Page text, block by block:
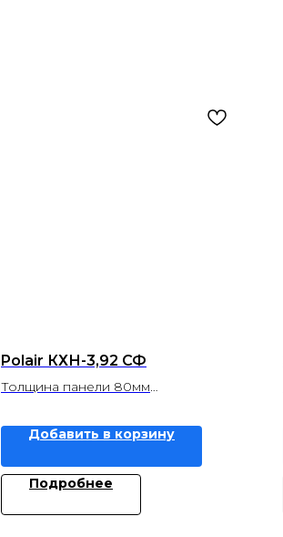
Polair КХН-3,92 СФ
Толщина панели 80мм
Добавить в корзину
Подробнее